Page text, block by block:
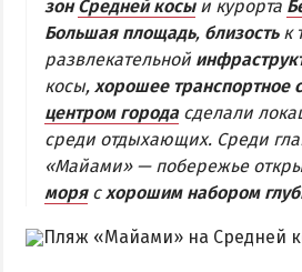
Городская часть
Бердянская коса
БЕРДЯНСКАЯ КОСА
Ближняя коса
Средняя коса
зонСредней косыи курорта
Большая площадь, близостьк
развлекательной
косы, хорошее транспортное
центром города сделали
среди отдыхающих. Среди
«Майами» — побережье
морясхорошим набором